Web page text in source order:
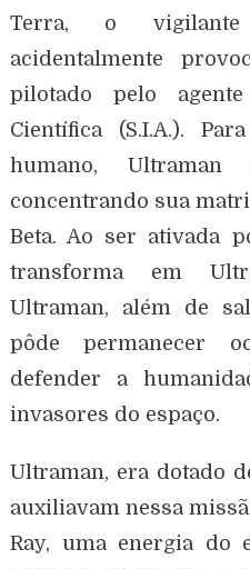
Terra, o vigilante
acidentalmente
pilotado pelo
Científica (S.I.A.).
humano,
concentrando sua
Beta. Ao ser ativada
transforma em
Ultraman, além de
pôde permanecer
defender a
invasores do espaço.
Ultraman, era dotado
auxiliavam nessa
Ray, uma energia do